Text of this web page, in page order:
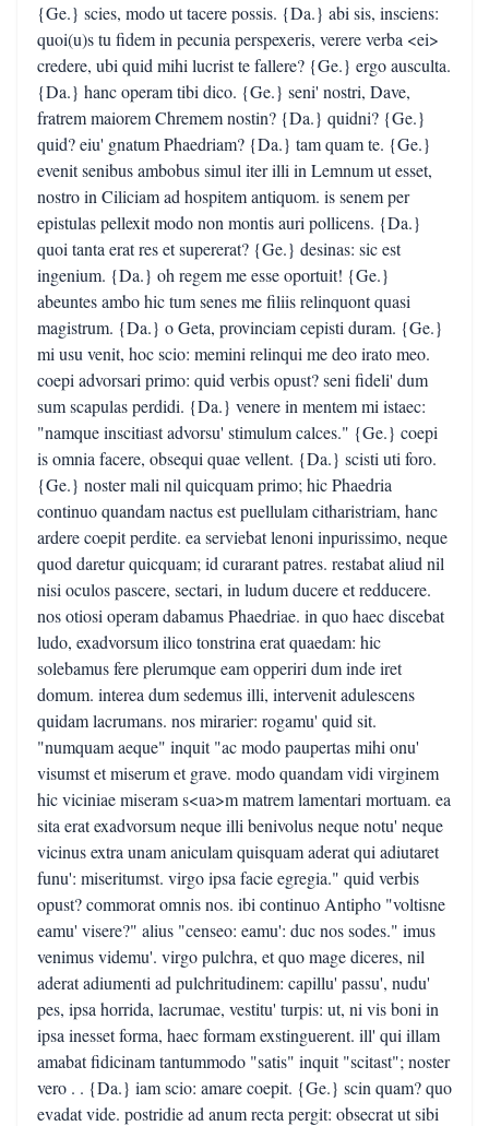
{Ge.} scies, modo ut tacere possis. {Da.} abi sis, insciens:
quoi(u)s tu fidem in pecunia perspexeris, verere verba <ei>
credere, ubi quid mihi lucrist te fallere? {Ge.} ergo ausculta.
{Da.} hanc operam tibi dico. {Ge.} seni' nostri, Dave,
fratrem maiorem Chremem nostin? {Da.} quidni? {Ge.}
quid? eiu' gnatum Phaedriam? {Da.} tam quam te. {Ge.}
evenit senibus ambobus simul iter illi in Lemnum ut esset,
nostro in Ciliciam ad hospitem antiquom. is senem per
epistulas pellexit modo non montis auri pollicens. {Da.}
quoi tanta erat res et supererat? {Ge.} desinas: sic est
ingenium. {Da.} oh regem me esse oportuit! {Ge.}
abeuntes ambo hic tum senes me filiis relinquont quasi
magistrum. {Da.} o Geta, provinciam cepisti duram. {Ge.}
mi usu venit, hoc scio: memini relinqui me deo irato meo.
coepi advorsari primo: quid verbis opust? seni fideli' dum
sum scapulas perdidi. {Da.} venere in mentem mi istaec:
"namque inscitiast advorsu' stimulum calces." {Ge.} coepi
is omnia facere, obsequi quae vellent. {Da.} scisti uti foro.
{Ge.} noster mali nil quicquam primo; hic Phaedria
continuo quandam nactus est puellulam citharistriam, hanc
ardere coepit perdite. ea serviebat lenoni inpurissimo, neque
quod daretur quicquam; id curarant patres. restabat aliud nil
nisi oculos pascere, sectari, in ludum ducere et redducere.
nos otiosi operam dabamus Phaedriae. in quo haec discebat
ludo, exadvorsum ilico tonstrina erat quaedam: hic
solebamus fere plerumque eam opperiri dum inde iret
domum. interea dum sedemus illi, intervenit adulescens
quidam lacrumans. nos mirarier: rogamu' quid sit.
"numquam aeque" inquit "ac modo paupertas mihi onu'
visumst et miserum et grave. modo quandam vidi virginem
hic viciniae miseram s<ua>m matrem lamentari mortuam. ea
sita erat exadvorsum neque illi benivolus neque notu' neque
vicinus extra unam aniculam quisquam aderat qui adiutaret
funu': miseritumst. virgo ipsa facie egregia." quid verbis
opust? commorat omnis nos. ibi continuo Antipho "voltisne
eamu' visere?" alius "censeo: eamu': duc nos sodes." imus
venimus videmu'. virgo pulchra, et quo mage diceres, nil
aderat adiumenti ad pulchritudinem: capillu' passu', nudu'
pes, ipsa horrida, lacrumae, vestitu' turpis: ut, ni vis boni in
ipsa inesset forma, haec formam exstinguerent. ill' qui illam
amabat fidicinam tantummodo "satis" inquit "scitast"; noster
vero . . {Da.} iam scio: amare coepit. {Ge.} scin quam? quo
evadat vide. postridie ad anum recta pergit: obsecrat ut sibi